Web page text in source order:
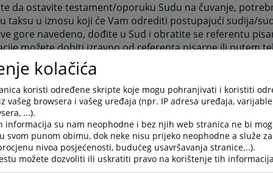
da ostavite testament/oporuku Sudu na čuvanje,
taksu u iznosu koji će Vam odrediti postupajući sudija/
gore navedeno, dođite u Sud i obratite se referentu
možete dobiti izravno od referenta pisarne ili putem
mogu predati pismeno/
možete predati svakim radnim danom od 09,30 do
u Pisarnu suda (prizemlje zgrade suda).
kolačića
koristi određene skripte koje mogu pohranjivati i koristiti
vašeg browsera i vašeg uređaja (npr. IP adresa uređaja,
...).
informacija su nam neophodne i bez njih web stranica ne bi
svom punom obimu, dok neke nisu prijeko neophodne a služe
nivoa posjećenosti, budućeg usavršavanja stranice...).
možete dozvoliti ili uskratiti pravo na korištenje tih